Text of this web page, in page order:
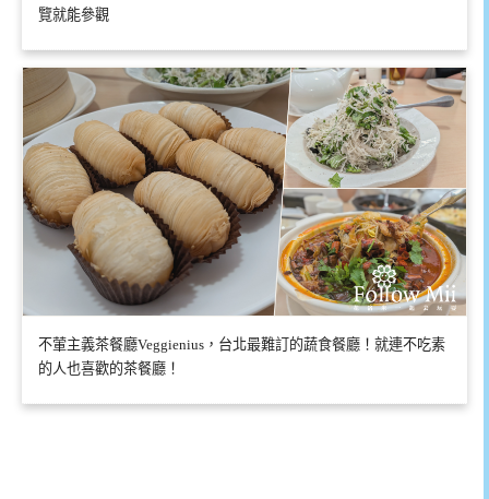
覽就能參觀
不葷主義茶餐廳Veggienius，台北最難訂的蔬食餐廳！就連不吃素
的人也喜歡的茶餐廳！